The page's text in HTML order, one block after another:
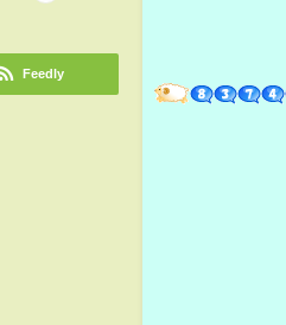
Feedly